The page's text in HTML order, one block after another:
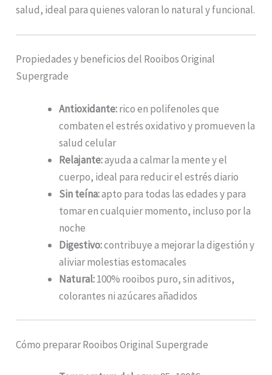
salud, ideal para quienes valoran lo natural y funcional.
Propiedades y beneficios del Rooibos Original
Supergrade
Antioxidante:rico en polifenoles que
combaten el estrés oxidativo y promueven la
salud celular
Relajante:ayuda a calmar la mente y el
cuerpo, ideal para reducir el estrés diario
Sin teína:apto para todas las edades y para
tomar en cualquier momento, incluso por la
noche
Digestivo:contribuye a mejorar la digestión y
aliviar molestias estomacales
Natural:100% rooibos puro, sin aditivos,
colorantes ni azúcares añadidos
Cómo preparar Rooibos Original Supergrade